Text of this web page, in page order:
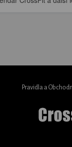
Pravidla a